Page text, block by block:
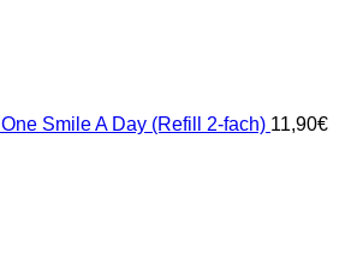
One Smile A Day (Refill 2-fach) 11,90€